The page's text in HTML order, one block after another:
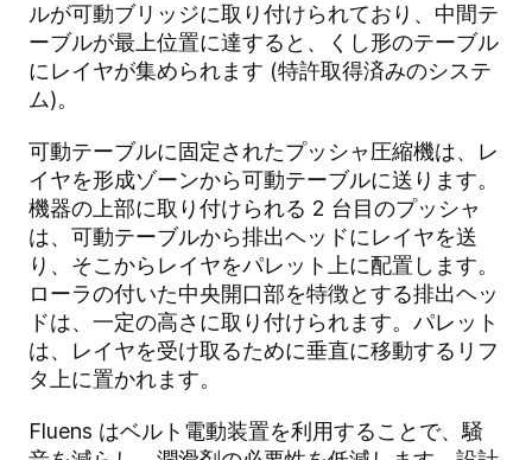
ルが可動ブリッジに取り付けられており、中間テ
ーブルが最上位置に達すると、くし形のテーブル
にレイヤが集められます (特許取得済みのシステ
ム)。
可動テーブルに固定されたプッシャ圧縮機は、レ
イヤを形成ゾーンから可動テーブルに送ります。
機器の上部に取り付けられる 2 台目のプッシャ
は、可動テーブルから排出ヘッドにレイヤを送
り、そこからレイヤをパレット上に配置します。
ローラの付いた中央開口部を特徴とする排出ヘッ
ドは、一定の高さに取り付けられます。パレット
は、レイヤを受け取るために垂直に移動するリフ
タ上に置かれます。
Fluens はベルト電動装置を利用することで、騒